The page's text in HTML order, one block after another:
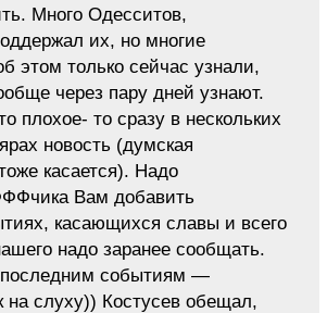
Много Одесситов,
их, но многие
этом только сейчас узнали,
через пару дней узнают.
плохое- то сразу в нескольких
новость (думская
касается). Надо
Вам добавить
касающихся славы и всего
надо заранее сообщать.
последним событиям —
на слуху)) Костусев обещал,